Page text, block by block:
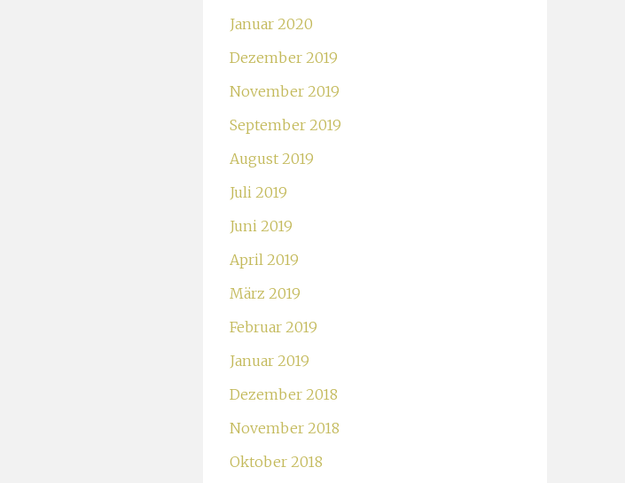
Januar 2020
Dezember 2019
November 2019
September 2019
August 2019
Juli 2019
Juni 2019
April 2019
März 2019
Februar 2019
Januar 2019
Dezember 2018
November 2018
Oktober 2018